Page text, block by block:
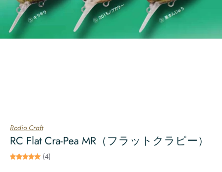
Rodio Craft
RC Flat Cra-Pea MR（フラットクラピー）
(4)